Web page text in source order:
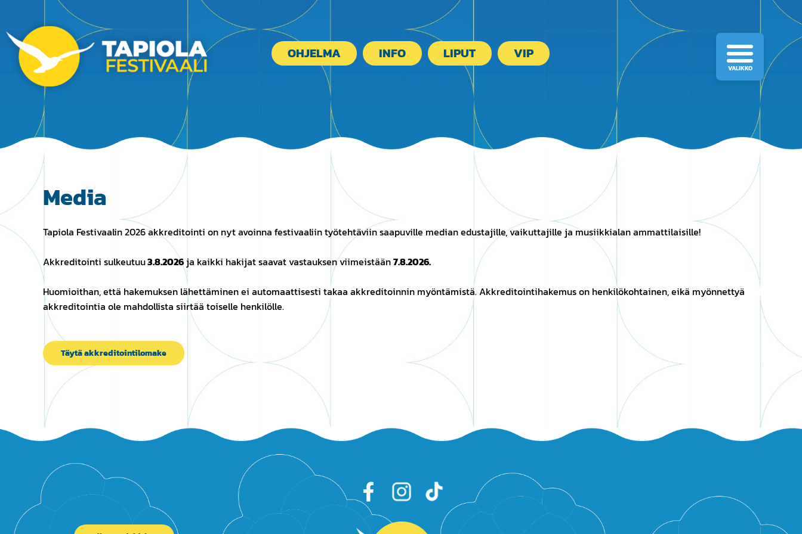
OHJELMA INFO LIPUT VIP
VALIKKO
Media
Tapiola Festivaalin 2026 akkreditointi on nyt avoinna festivaaliin työtehtäviin saapuville median edustajille, vaikuttajille ja musiikkialan ammattilaisille!
Akkreditointi sulkeutuu3.8.2026 ja kaikki hakijat saavat vastauksen viimeistään7.8.2026.
Huomioithan, että hakemuksen lähettäminen ei automaattisesti takaa akkreditoinnin myöntämistä. Akkreditointihakemus on henkilökohtainen, eikä myönnettyä
akkreditointia ole mahdollista siirtää toiselle henkilölle.
Täytä akkreditointilomake